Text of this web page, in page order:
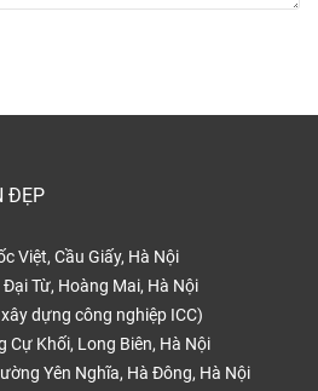
nay được nhập khẩu trực tiếp
hiện cũng đã sản xuất
vinyl giả đá cao cấp chất
được phân phối nhiều quốc
phổ biến tại Việt Nam, được
đến và tin dùng.
ĐẸP
Việt, Cầu Giấy, Hà Nội
Từ, Hoàng Mai, Hà Nội
dựng công nghiệp ICC)
Cự Khối, Long Biên, Hà Nội
Yên Nghĩa, Hà Đông, Hà Nội